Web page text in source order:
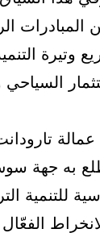
وتيرة
به جهة
للتنمية